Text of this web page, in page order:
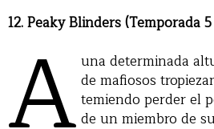
12. Peaky Blinders (Temporada
A una determinada
de mafiosos
temiendo perder el
de un miembro de